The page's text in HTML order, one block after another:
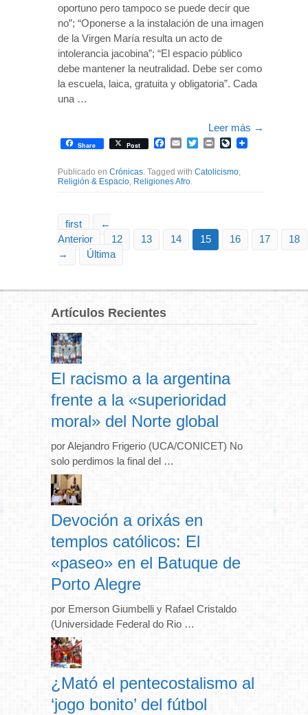
oportuno pero tampoco se puede decir que
no”; “Oponerse a la instalación de una imagen
de la Virgen María resulta un acto de
intolerancia jacobina”; “El espacio público
debe mantener la neutralidad. Debe ser como
la escuela, laica, gratuita y obligatoria”. Cada
una …
Leer más →
Share Post Facebook
EmailTwitterPrintLiveJournal
Publicado en Crónicas. Tagged with Catolicismo,
Religión & Espacio, Religiones Afro.
first
←
Anterior
12 13 14 15 16 17
18
→
Última
Artículos Recientes
El racismo a la argentina
frente a la «superioridad
moral» del Norte global
por Alejandro Frigerio (UCA/CONICET) No
solo perdimos la final del …
Devoción a orixás en
templos católicos: El
«paseo» en el Batuque de
Porto Alegre
por Emerson Giumbelli y Rafael Cristaldo
(Universidade Federal do Rio …
¿Mató el pentecostalismo al
‘jogo bonito’ del fútbol